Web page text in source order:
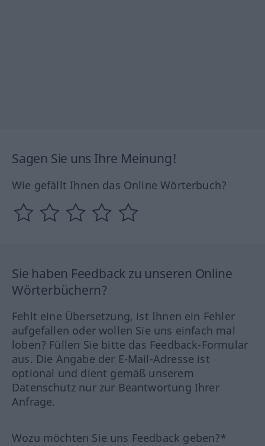
Sagen Sie uns Ihre Meinung!
Wie gefällt Ihnen das Online Wörterbuch?
Sie haben Feedback zu unseren Online
Wörterbüchern?
Fehlt eine Übersetzung, ist Ihnen ein Fehler
aufgefallen oder wollen Sie uns einfach mal
loben? Füllen Sie bitte das Feedback-Formular
aus. Die Angabe der E-Mail-Adresse ist
optional und dient gemäß unserem
Datenschutz nur zur Beantwortung Ihrer
Anfrage.
Wozu möchten Sie uns Feedback geben?*